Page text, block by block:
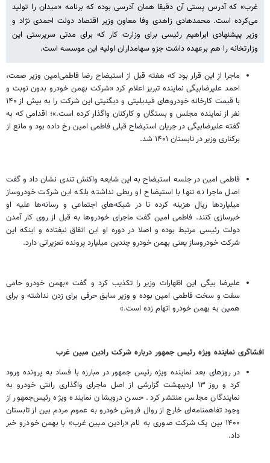
غرب» که آدرس پستی آن دقیقا همان آدرسی بوده که برنامه «میدان را تولید
می‌کرده‌ است. محمدهادی زاهدی وفا معاون وزیر اقتصاد دولت احمدی نژاد و
وزیر پیشنهادی ابراهیم رئیسی برای وزارت کار که برای مدتی سرپرستی این
وزارتخانه را هم برعهده داشت جزو سهامداران اولیه این موسسه است.
ماجرا از این قرار بود که هفته قبل از استیضاح رضا فاطمی‌امین وزیر صمت،
احمد علیرضابیگی نماینده تبریز اعلام کرد «شرکت بهمن خودرو بدون نوبت و
با قیمت کارخانه خودروهای فیدیلیتی و دیگنیتی این شرکت را به بیش از ۱۴۰
نفر از نماینده مجلس و بستگان و کارکنان واگذار کرده است.»؛ اقدامی که به
گفته علیرضابیگی در جریان استیضاح قبلی فاطمی امین رخ داده بود و مانع از
برکناری وزیر در تابستان ۱۴۰۱ شد.
فاطمی امین در جلسه استیضاح به این شایعه واکنش تندی نشان داد و گفت
اصل ماجرا نه تنها با استیضاح او ربطی نداشته بلکه این شرکت خودروساز
میلیاردها ریال هزینه کرده تا در شبکه‌های اجتماعی و رسانه‌ها علیه او
خبرسازی کنند. فاطمی امین گفت ماجرای خودروها به قبل از روی کار آمدن
دولت رئیسی مرتبط بوده و اصلا در دوره او این اتفاق نیفتاده و اینکه این
شرکت خودروساز یعنی بهمن خودرو چندین میلیارد پرونده تعزیراتی دارد.
علیرضا بیگی این اظهارات وزیر را تکذیب کرد و گفت «بهمن خودرو حامی
سفت و سخت فاطمی امین بوده و وزیر سابق حرفی برای زدن نداشته و برای
همین به بهمن خودرو اتهام زده است.»
افشاگری نماینده ویژه رئیس جمهور درباره شرکت رادین مبین غرب
در روزهای بعد نماینده ویژه رئیس جمهور در مبارزه با فساد به پرونده ورود
کرد و روز ۱۳ اردیبهشت گزارشی از اصل ماجرای واگذاری رانتی خودرو به
نمایندگان مجلس منتشر کرد. حسن درویشان نماینده ویژه رئیس‌جمهور از
وجود تفاهمنامه‌ای خارج از روال فروش خودرو به عموم مردم بین از تابستان
۱۴۰۰ بین یک شرکت صوری به نام «رادین مبین غرب» با بهمن خودرو خبر
داد.